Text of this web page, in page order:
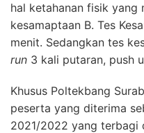
hal ketahanan fisik yang
kesamaptaan B. Tes
menit. Sedangkan tes
run 3 kali putaran, push
Khusus Poltekbang
peserta yang diterima
2021/2022 yang terbagi